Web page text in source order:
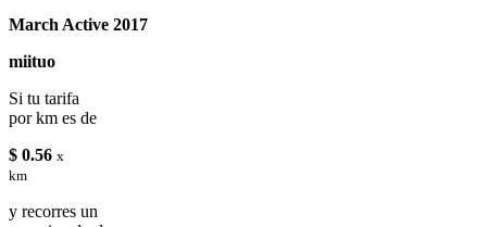
March Active 2017
miituo
Si tu tarifa
por km es de
$ 0.56 x
km
y recorres un